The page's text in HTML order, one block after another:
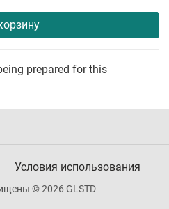
prepared for this
Условия использования
© 2026 GLSTD